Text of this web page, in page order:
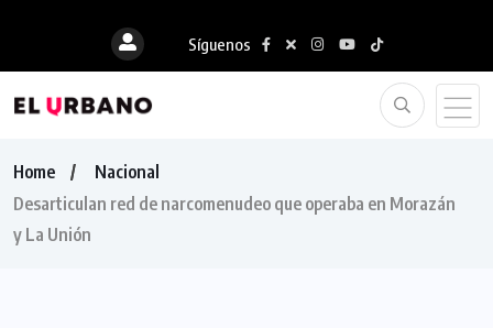
Síguenos
Home
Nacional
Desarticulan red de narcomenudeo que operaba en Morazán
y La Unión